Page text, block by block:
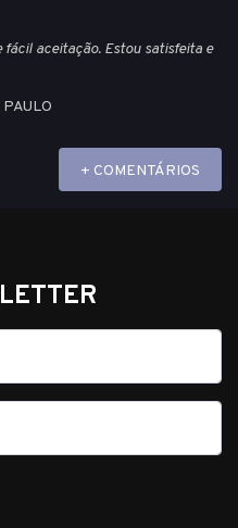
aceitação. Estou satisfeita e
+ COMENTÁRIOS